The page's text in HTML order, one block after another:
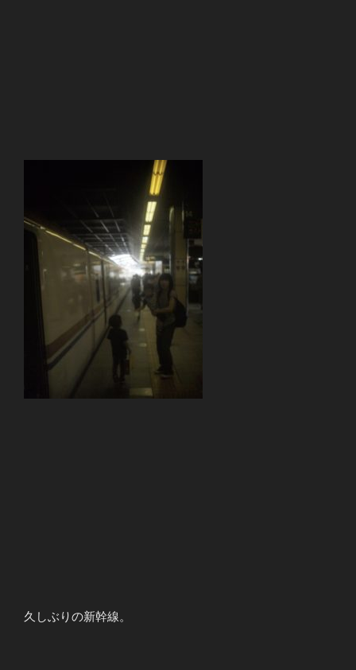
久しぶりの新幹線。